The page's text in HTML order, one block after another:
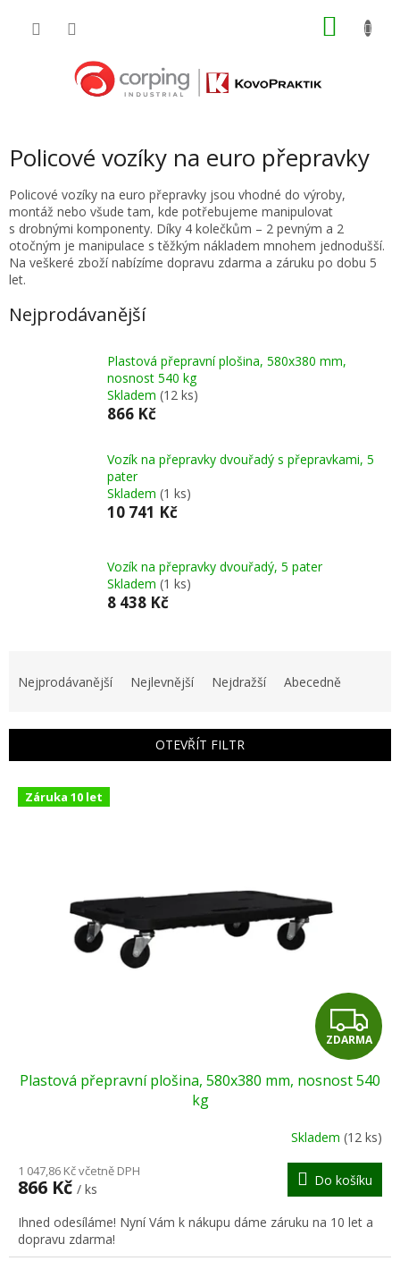
Policové vozíky na euro přepravky
Policové vozíky na euro přepravky jsou vhodné do výroby,
montáž nebo všude tam, kde potřebujeme manipulovat
s drobnými komponenty. Díky 4 kolečkům – 2 pevným a 2
otočným je manipulace s těžkým nákladem mnohem jednodušší.
Na veškeré zboží nabízíme dopravu zdarma a záruku po dobu 5
let.
Nejprodávanější
Plastová přepravní plošina, 580x380 mm,
nosnost 540 kg
Skladem (12 ks)
866 Kč
Vozík na přepravky dvouřadý s přepravkami, 5
pater
Skladem (1 ks)
10 741 Kč
Vozík na přepravky dvouřadý, 5 pater
Skladem (1 ks)
8 438 Kč
í
Nejprodávanější Nejlevnější Nejdražší Abecedně
OTEVŘÍT FILTR
V Záruka 10 let
Z
D
A
R
M
A
ZDARMA
Plastová přepravní plošina, 580x380 mm, nosnost 540
kg
Skladem (12 ks)
1 047,86 Kč včetně DPH
866 Kč / ks
Do košíku
Ihned odesíláme! Nyní Vám k nákupu dáme záruku na 10 let a
dopravu zdarma!